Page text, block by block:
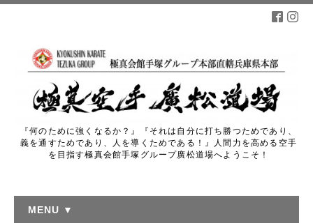
『何のために強くなるか？』『それは自分に打ち勝つためであり、
義を通すためであり、人を導くためである！』人間力を高める空手
を目指す極真会館手塚グループ廣松道場へようこそ！
MENU ▼